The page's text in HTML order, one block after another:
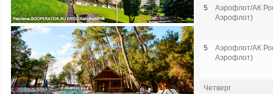
5
Аэрофлот/АК
Аэрофлот)
5
Аэрофлот/АК
Аэрофлот)
Четверг